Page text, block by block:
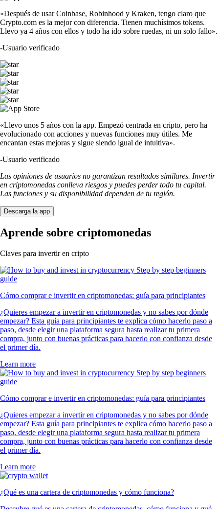
«Después de usar Coinbase, Robinhood y Kraken, tengo claro que
Crypto.com es la mejor con diferencia. Tienen muchísimos tokens.
Llevo ya 4 años con ellos y todo ha ido sobre ruedas, ni un solo fallo».
-Usuario verificado
«Llevo unos 5 años con la app. Empezó centrada en cripto, pero ha
evolucionado con acciones y nuevas funciones muy útiles. Me
encantan estas mejoras y sigue siendo igual de intuitiva».
-Usuario verificado
Las opiniones de usuarios no garantizan resultados similares. Invertir
en criptomonedas conlleva riesgos y puedes perder todo tu capital.
Las funciones y su disponibilidad dependen de tu región.
Descarga la app
Aprende sobre criptomonedas
Claves para invertir en cripto
Cómo comprar e invertir en criptomonedas: guía para principiantes
¿Quieres empezar a invertir en criptomonedas y no sabes por dónde
empezar? Esta guía para principiantes te explica cómo hacerlo paso a
paso, desde elegir una plataforma segura hasta realizar tu primera
compra, junto con buenas prácticas para hacerlo con confianza desde
el primer día.
Learn more
Cómo comprar e invertir en criptomonedas: guía para principiantes
¿Quieres empezar a invertir en criptomonedas y no sabes por dónde
empezar? Esta guía para principiantes te explica cómo hacerlo paso a
paso, desde elegir una plataforma segura hasta realizar tu primera
compra, junto con buenas prácticas para hacerlo con confianza desde
el primer día.
Learn more
¿Qué es una cartera de criptomonedas y cómo funciona?